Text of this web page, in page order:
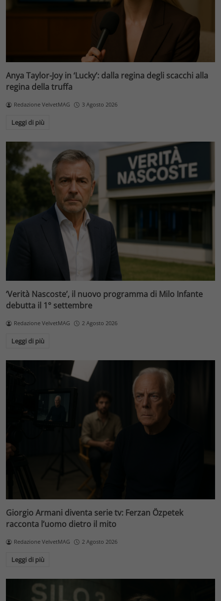
Anya Taylor-Joy in ‘Lucky’: dalla regina degli scacchi alla
regina della truffa
Redazione VelvetMAG 3 Agosto 2026
Leggi di più
‘Verità Nascoste’, il nuovo programma di Milo Infante
debutta il 1° settembre
Redazione VelvetMAG 2 Agosto 2026
Leggi di più
Giorgio Armani diventa serie tv: Ferzan Özpetek
racconta l’uomo dietro il mito
Redazione VelvetMAG 2 Agosto 2026
Leggi di più